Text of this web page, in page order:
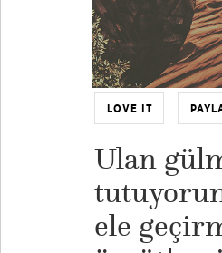
LOVE IT
Ulan
ele